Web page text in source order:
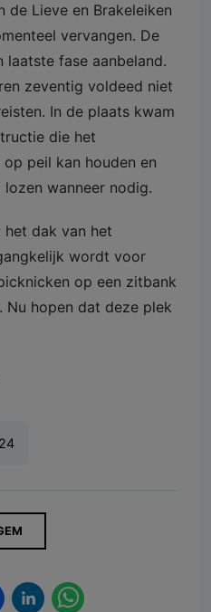
de Lieve en Brakeleiken
vervangen. De
laatste fase aanbeland.
zeventig voldeed niet
In de plaats kwam
die het
peil kan houden en
wanneer nodig.
dak van het
wordt voor
op een zitbank
Nu hopen dat deze plek